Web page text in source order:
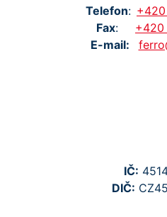
Telefon: +420
Fax: +420
E-mail:
IČ:
DIČ: